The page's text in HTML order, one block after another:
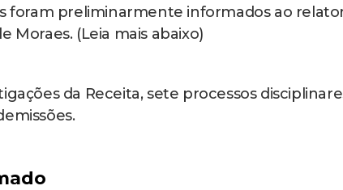
foram preliminarmente informados ao
Moraes. (Leia mais abaixo)
da Receita, sete processos